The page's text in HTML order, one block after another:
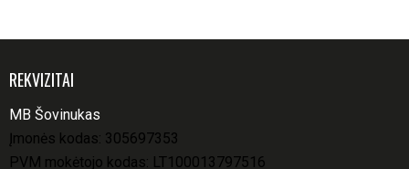
REKVIZITAI
MB Šovinukas
Įmonės kodas: 305697353
PVM mokėtojo kodas: LT100013797516